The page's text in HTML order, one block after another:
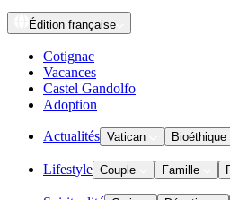
Édition française
Cotignac
Vacances
Castel Gandolfo
Adoption
Actualités Vatican Bioéthique
Lifestyle Couple Famille